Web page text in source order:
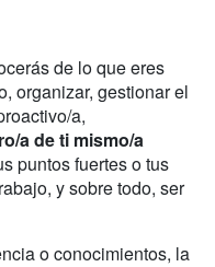
de lo que eres
organizar, gestionar el
a,
a de ti mismo/a
puntos fuertes o tus
y sobre todo, ser
o conocimientos, la